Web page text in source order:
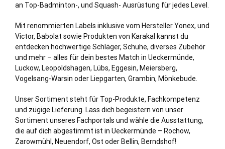
an Top-Badminton-, und Squash- Ausrüstung für jedes Level.
Mit renommierten Labels inklusive vom Hersteller Yonex, und
Victor, Babolat sowie Produkten von Karakal kannst du
entdecken hochwertige Schläger, Schuhe, diverses Zubehör
und mehr – alles für dein bestes Match in Ueckermünde,
Luckow, Leopoldshagen, Lübs, Eggesin, Meiersberg,
Vogelsang-Warsin oder Liepgarten, Grambin, Mönkebude.
Unser Sortiment steht für Top-Produkte, Fachkompetenz
und zügige Lieferung. Lass dich begeistern von unser
Sortiment unseres Fachportals und wähle die Ausstattung,
die auf dich abgestimmt ist in Ueckermünde – Rochow,
Zarowmühl, Neuendorf, Ost oder Bellin, Berndshof!